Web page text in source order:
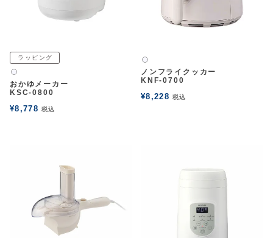
ラッピング
白2
おかゆメーカー
KSC-0800
¥8,778 税込
白2
ノンフライクッカー
KNF-0700
¥8,228 税込